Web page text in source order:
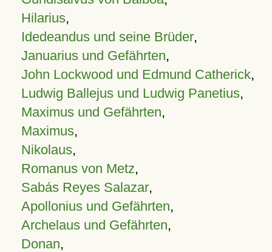
Hilarius,
Idedeandus und seine Brüder,
Januarius und Gefährten,
John Lockwood und Edmund Catherick,
Ludwig Ballejus und Ludwig Panetius,
Maximus und Gefährten,
Maximus,
Nikolaus,
Romanus von Metz,
Sabás Reyes Salazar,
Apollonius und Gefährten,
Archelaus und Gefährten,
Donan,